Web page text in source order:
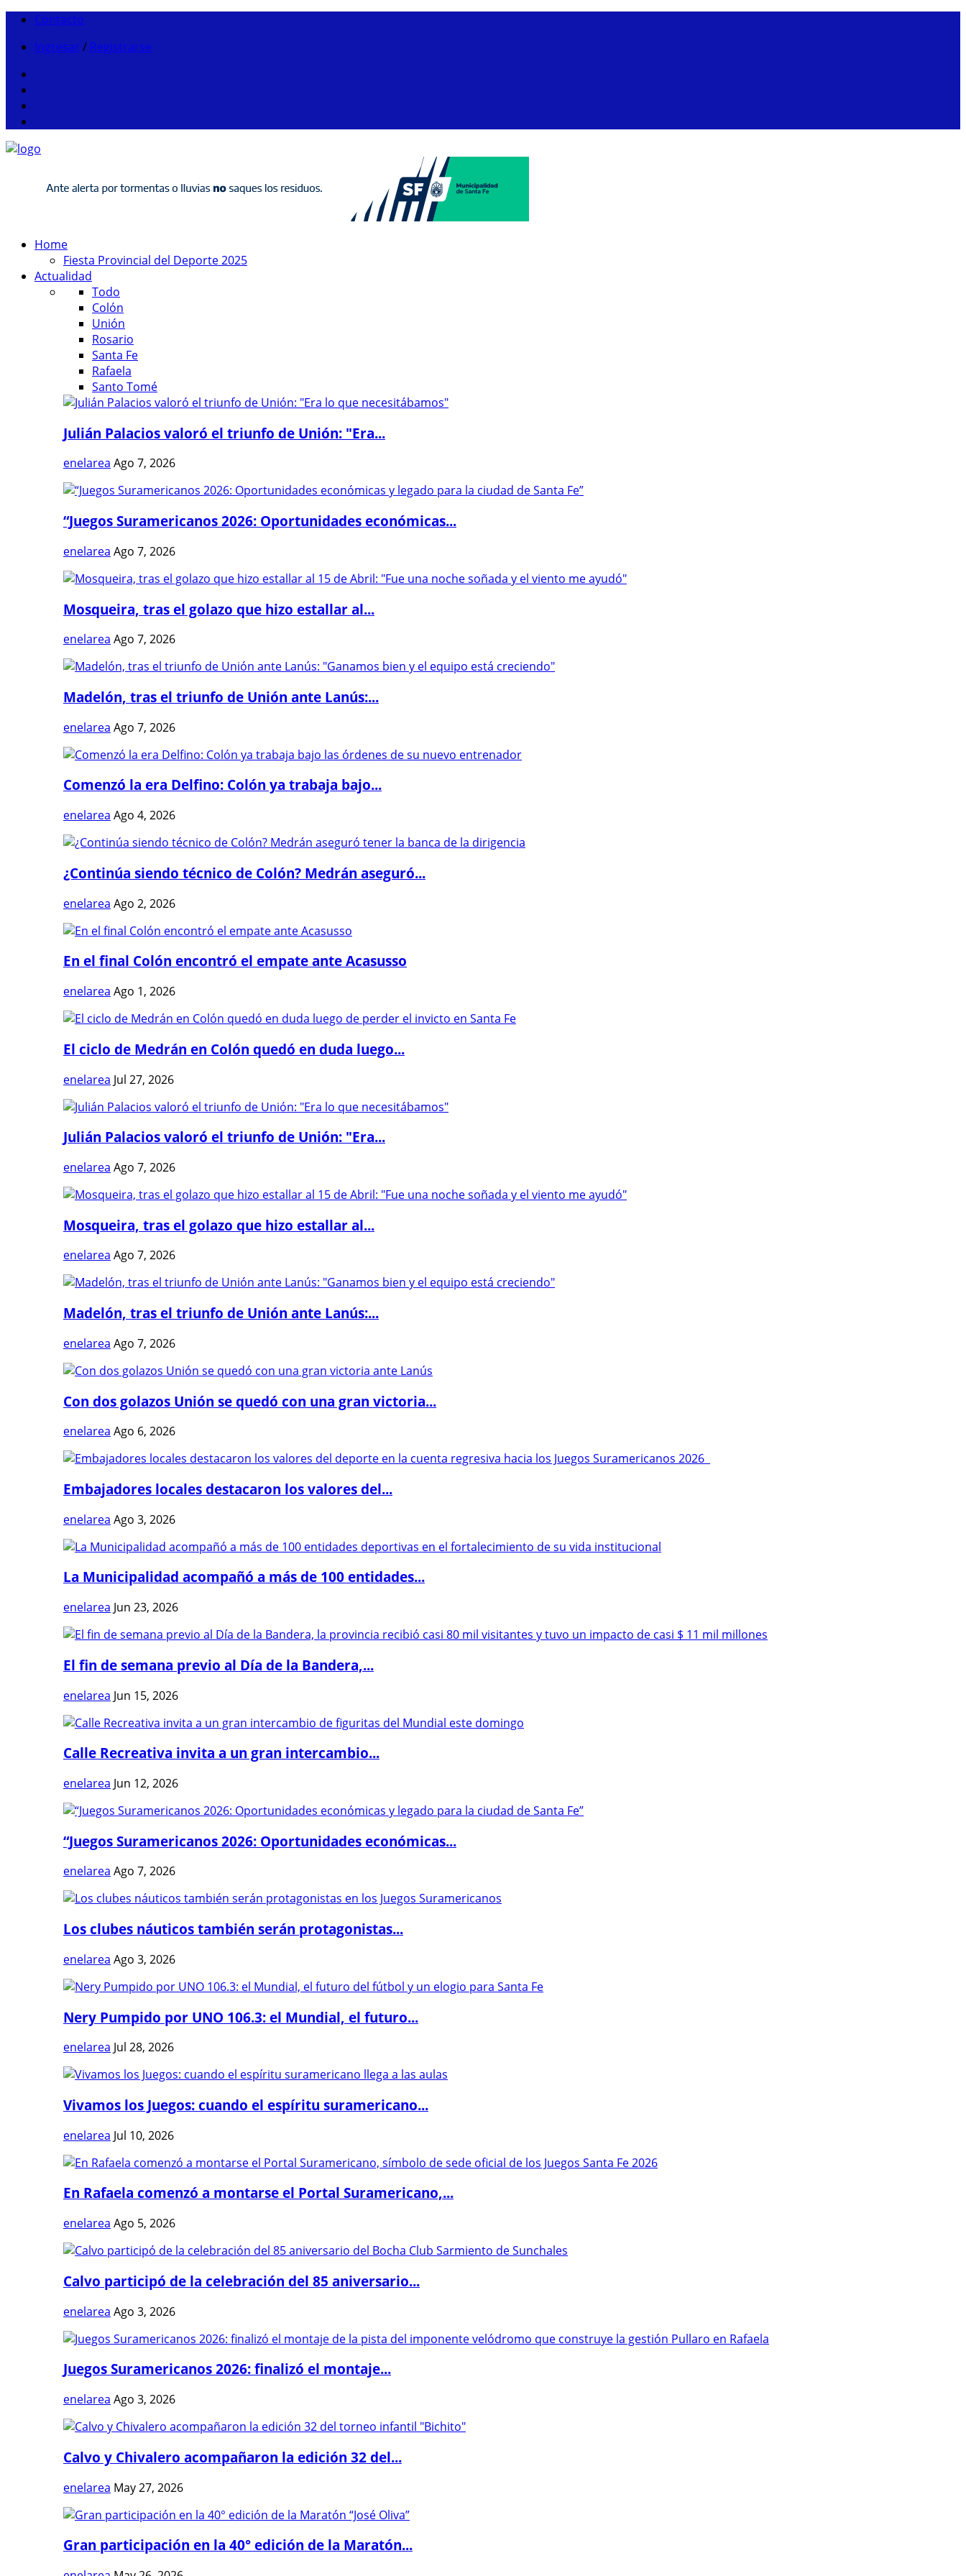
Contacto
Ingresar / Registrarse
Home
Fiesta Provincial del Deporte 2025
Actualidad
Todo
Colón
Unión
Rosario
Santa Fe
Rafaela
Santo Tomé
Julián Palacios valoró el triunfo de Unión: "Era...
enelarea Ago 7, 2026
“Juegos Suramericanos 2026: Oportunidades económicas...
enelarea Ago 7, 2026
Mosqueira, tras el golazo que hizo estallar al...
enelarea Ago 7, 2026
Madelón, tras el triunfo de Unión ante Lanús:...
enelarea Ago 7, 2026
Comenzó la era Delfino: Colón ya trabaja bajo...
enelarea Ago 4, 2026
¿Continúa siendo técnico de Colón? Medrán aseguró...
enelarea Ago 2, 2026
En el final Colón encontró el empate ante Acasusso
enelarea Ago 1, 2026
El ciclo de Medrán en Colón quedó en duda luego...
enelarea Jul 27, 2026
Julián Palacios valoró el triunfo de Unión: "Era...
enelarea Ago 7, 2026
Mosqueira, tras el golazo que hizo estallar al...
enelarea Ago 7, 2026
Madelón, tras el triunfo de Unión ante Lanús:...
enelarea Ago 7, 2026
Con dos golazos Unión se quedó con una gran victoria...
enelarea Ago 6, 2026
Embajadores locales destacaron los valores del...
enelarea Ago 3, 2026
La Municipalidad acompañó a más de 100 entidades...
enelarea Jun 23, 2026
El fin de semana previo al Día de la Bandera,...
enelarea Jun 15, 2026
Calle Recreativa invita a un gran intercambio...
enelarea Jun 12, 2026
“Juegos Suramericanos 2026: Oportunidades económicas...
enelarea Ago 7, 2026
Los clubes náuticos también serán protagonistas...
enelarea Ago 3, 2026
Nery Pumpido por UNO 106.3: el Mundial, el futuro...
enelarea Jul 28, 2026
Vivamos los Juegos: cuando el espíritu suramericano...
enelarea Jul 10, 2026
En Rafaela comenzó a montarse el Portal Suramericano,...
enelarea Ago 5, 2026
Calvo participó de la celebración del 85 aniversario...
enelarea Ago 3, 2026
Juegos Suramericanos 2026: finalizó el montaje...
enelarea Ago 3, 2026
Calvo y Chivalero acompañaron la edición 32 del...
enelarea May 27, 2026
Gran participación en la 40° edición de la Maratón...